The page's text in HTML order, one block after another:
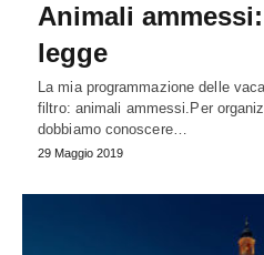
Animali
legge
La mia programmazione delle
filtro: animali ammessi.Per
dobbiamo conoscere…
29 Maggio 2019